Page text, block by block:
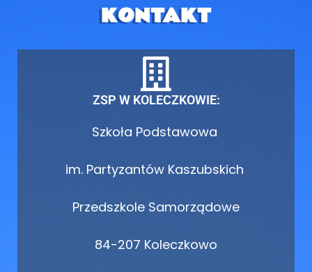
KONTAKT
ZSP W KOLECZKOWIE:
Szkoła Podstawowa
im. Partyzantów Kaszubskich
Przedszkole Samorządowe
84-207 Koleczkowo